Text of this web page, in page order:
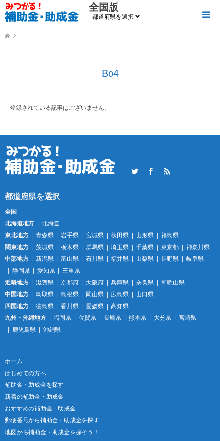
全国版
Bo4
登録されている記事はございません。
TwitterFacebookRSS
全国
北海道地方
北海道
東北地方
青森県 岩手県 宮城県 秋田県 山形県
福島県
関東地方
茨城県 栃木県 群馬県 埼玉県 千葉県 東京都
神奈川県
中部地方
新潟県 富山県 石川県 福井県 山梨県 長野県
岐阜県
静岡県
愛知県
三重県
近畿地方
滋賀県 京都府 大阪府 兵庫県 奈良県
和歌山県
中国地方
鳥取県 島根県 岡山県 広島県
山口県
四国地方
徳島県 香川県 愛媛県
高知県
九州・沖縄地方
福岡県 佐賀県 長崎県 熊本県 大分県
宮崎県
鹿児島県
沖縄県
ホーム
はじめての方へ
補助金・助成金を探す
新着の補助金・助成金
おすすめの補助金・助成金
郵便番号から補助金・助成金を探す
地図から補助金・助成金を探そう！